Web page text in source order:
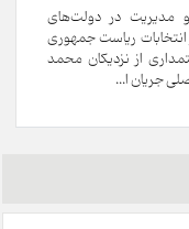
مدیریت در دولت‌های
ریاست جمهوری
از نزدیکان محمد
جریان ا...